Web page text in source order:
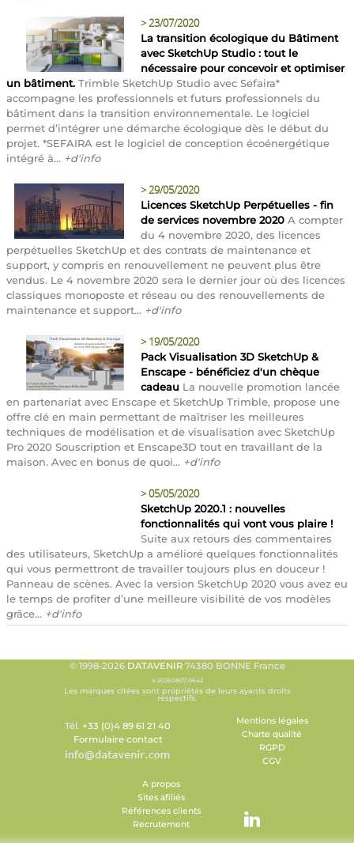
>23/07/2020
La transition écologique du Bâtiment
avec SketchUp Studio : tout le
nécessaire pour concevoir et optimiser
un bâtiment. Trimble SketchUp Studio avec Sefaira*
accompagne les professionnels et futurs professionnels du
bâtiment dans la transition environnementale. Le logiciel
permet d’intégrer une démarche écologique dès le début du
projet. *SEFAIRA est le logiciel de conception écoénergétique
intégré à... +d'info
>29/05/2020
Licences SketchUp Perpétuelles - fin
de services novembre 2020 A compter
du 4 novembre 2020, des licences
perpétuelles SketchUp et des contrats de maintenance et
support, y compris en renouvellement ne peuvent plus être
vendus. Le 4 novembre 2020 sera le dernier jour où des licences
classiques monoposte et réseau ou des renouvellements de
maintenance et support... +d'info
> 19/05/2020
Pack Visualisation 3D SketchUp &
Enscape - bénéficiez d'un chèque
cadeau La nouvelle promotion lancée
en partenariat avec Enscape et SketchUp Trimble, propose une
offre clé en main permettant de maîtriser les meilleures
techniques de modélisation et de visualisation avec SketchUp
Pro 2020 Souscription et Enscape3D tout en travaillant de la
maison. Avec en bonus de quoi... +d'info
>05/05/2020
SketchUp 2020.1 : nouvelles
fonctionnalités qui vont vous plaire !
Suite aux retours des commentaires
des utilisateurs, SketchUp a amélioré quelques fonctionnalités
qui vous permettront de travailler toujours plus en douceur !
Panneau de scènes. Avec la version SketchUp 2020 vous avez eu
le temps de profiter d’une meilleure visibilité de vos modèles
grâce... +d'info
© 1998-2026 DATAVENIR74380 BONNE France
V.20260807.0642
Les marques citées sont propriétés de leurs ayants droits
respectifs.
Tél. +33 (0)4 89 61 21 40
Formulaire contact
Mentions légales
Charte qualité
RGPD
CGV
A propos
Sites afiliés
Références clients
Recrutement